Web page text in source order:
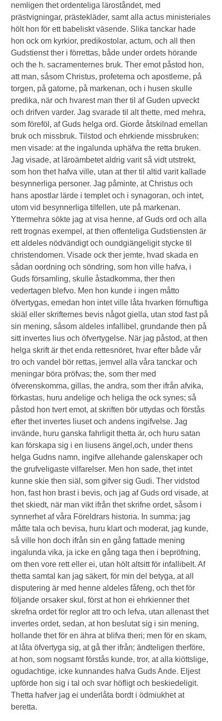
nemligen thet ordenteliga läroståndet, med
prästvigningar, prästekläder, samt alla actus ministeriales
hölt hon för ett babeliskt väsende. Slika tanckar hade
hon ock om kyrkior, predikostolar, actum, och all then
Gudstienst ther i förrettas, både under ordets hörande
och the h. sacramenternes bruk. Ther emot påstod hon,
att man, såsom Christus, profeterna och apostlerne, på
torgen, på gatorne, på markenan, och i husen skulle
predika, när och hvarest man ther til af Guden upveckt
och drifven varder. Jag svarade til alt thette, med mehra,
som föreföl, af Guds helga ord. Giorde åtskilnad emellan
bruk och missbruk. Tilstod och ehrkiende missbruken;
men visade: at the ingalunda uphäfva the retta bruken.
Jag visade, at läroämbetet aldrig varit så vidt utstrekt,
som hon thet hafva ville, utan at ther til altid varit kallade
besynnerliga personer. Jag påminte, at Christus och
hans apostlar lärde i templet och i synagoran, och intet,
utom vid besynnerliga tilfellen, ute på markenan.
Yttermehra sökte jag at visa henne, af Guds ord och alla
rett trognas exempel, at then offenteliga Gudstiensten är
ett aldeles nödvändigt och oundgiängeligit stycke til
christendomen. Visade ock ther jemte, hvad skada en
sådan oordning och söndring, som hon ville hafva, i
Guds församling, skulle åstadkomma, ther then
vedertagen blefvo. Men hon kunde i ingen måtto
öfvertygas, emedan hon intet ville låta hvarken förnuftiga
skiäl eller skrifternes bevis något giella, utan stod fast på
sin mening, såsom aldeles infallibel, grundande then på
sitt invertes lius och öfvertygelse. När jag påstod, at then
helga skrift är thet enda rettesnöret, hvar efter både vår
tro och vandel bör rettas, jemvel alla våra tanckar och
meningar böra pröfvas; the, som ther med
öfverenskomma, gillas, the andra, som ther ifrån afvika,
förkastas, huru andelige och heliga the ock synes; så
påstod hon tvert emot, at skriften bör uttydas och förstås
efter thet invertes liuset och andens ingifvelse. Jag
invände, huru ganska fahrligit thetta är, och huru satan
kan förskapa sig i en liusens ängel,och, under thens
helga Gudns namn, ingifve allehande galenskaper och
the grufveligaste vilfarelser. Men hon sade, thet intet
kunne skie then siäl, som gifver sig Gudi. Ther vidstod
hon, fast hon brast i bevis, och jag af Guds ord visade, at
thet skiedt, när man vikt ifrån thet skrifne ordet, såsom i
synnerhet af våra Föreldrars historia. In summa; jag
måtte tala och bevisa, huru klart och moderat, jag kunde,
så ville hon doch ifrån sin en gång fattade mening
ingalunda vika, ja icke en gång taga then i bepröfning,
om then vore rett eller ei, utan hölt altsitt för infallibelt. Af
thetta samtal kan jag säkert, för min del betyga, at all
disputering är med henne aldeles fåfeng, och thet för
följande orsaker skul, först at hon ei ehrkienner thet
skrefna ordet för reglor att tro och lefva, utan allenast thet
invertes ordet, sedan, at hon beslutat sig i sin mening,
hollande thet för en ähra at blifva theri; men för en skam,
at låta öfvertyga sig, at gå ther ifrån; ändteligen therföre,
at hon, som nogsamt förstås kunde, tror, at alla kiöttslige,
ogudachtige, icke kunnandes hafva Guds Ande. Eljest
upförde hon sig i tal och svar höfligt och beskiedeligit.
Thetta hafver jag ei underlåta bordt i ödmiukhet at
beretta.